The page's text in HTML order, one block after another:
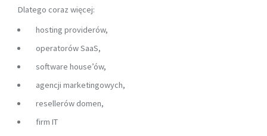
Dlatego coraz więcej:
hosting providerów,
operatorów SaaS,
software house’ów,
agencji marketingowych,
resellerów domen,
firm IT